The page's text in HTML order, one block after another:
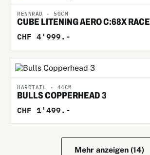
RENNRAD · 50CM
CUBE LITENING AERO C:68X RACE
CHF 4'999.-
HARDTAIL · 44CM
BULLS COPPERHEAD 3
CHF 1'499.-
Mehr anzeigen (14)